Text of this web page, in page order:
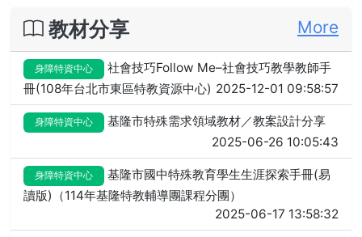
More
教材分享
身障特資中心
社會技巧Follow Me–社會技巧教學教師手
冊(108年台北市東區特教資源中心) 2025-12-01 09:58:57
身障特資中心
基隆市特殊需求領域教材／教案設計分享
2025-06-26 10:05:43
身障特資中心
基隆市國中特殊教育學生生涯探索手冊(易
讀版)（114年基隆特教輔導團課程分團）
2025-06-17 13:58:32